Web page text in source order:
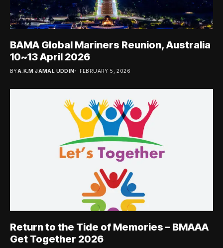
BAMA Global Mariners Reunion, Australia
10~13 April 2026
BYA.K.M JAMAL UDDIN FEBRUARY 5, 2026
Return to the Tide of Memories – BMAAA
Get Together 2026